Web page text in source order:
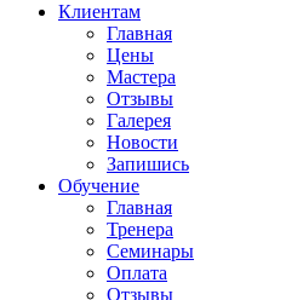
Клиентам
Главная
Цены
Мастера
Отзывы
Галерея
Новости
Запишись
Обучение
Главная
Тренера
Семинары
Оплата
Отзывы